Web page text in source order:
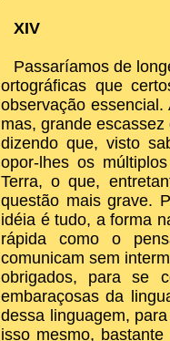
XIV
Passaríamos de
ortográficas que
observação
mas, grande
dizendo que, visto
opor-lhes os
Terra, o que,
questão mais grave.
idéia é tudo, a forma
rápida como o
comunicam sem
obrigados, para se
embaraçosas da
dessa linguagem,
isso mesmo,